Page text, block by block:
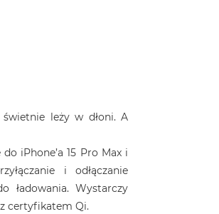
leży w dłoni. A
iPhone’a 15 Pro Max i
i odłączanie
ładowania. Wystarczy
z certyfikatem Qi.